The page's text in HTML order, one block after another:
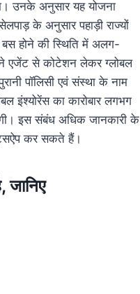
उनके अनुसार यह योजना
के अनुसार पहाड़ी राज्यों
होने की स्थिति में अलग-
एजेंट से कोटेशन लेकर ग्लोबल
पॉलिसी एवं संस्था के नाम
इंश्योरेंस का कारोबार लगभग
इस संबंध अधिक जानकारी के
कर सकते हैं।
जानिए